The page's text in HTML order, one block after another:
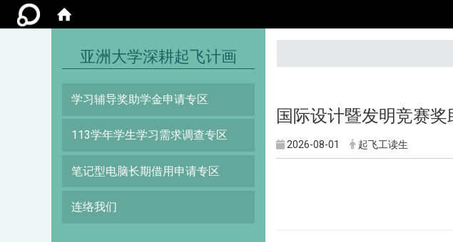
亚洲大学深耕起飞计画
学习辅导奖助学金申请专区
113学年学生学习需求调查专区
笔记型电脑长期借用申请专区
连络我们
国际设计暨发明竞赛奖
2026-08-01 起飞工读生